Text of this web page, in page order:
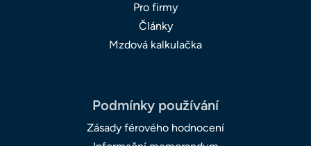
Pro firmy
Články
Mzdová kalkulačka
Podmínky používání
Zásady férového hodnocení